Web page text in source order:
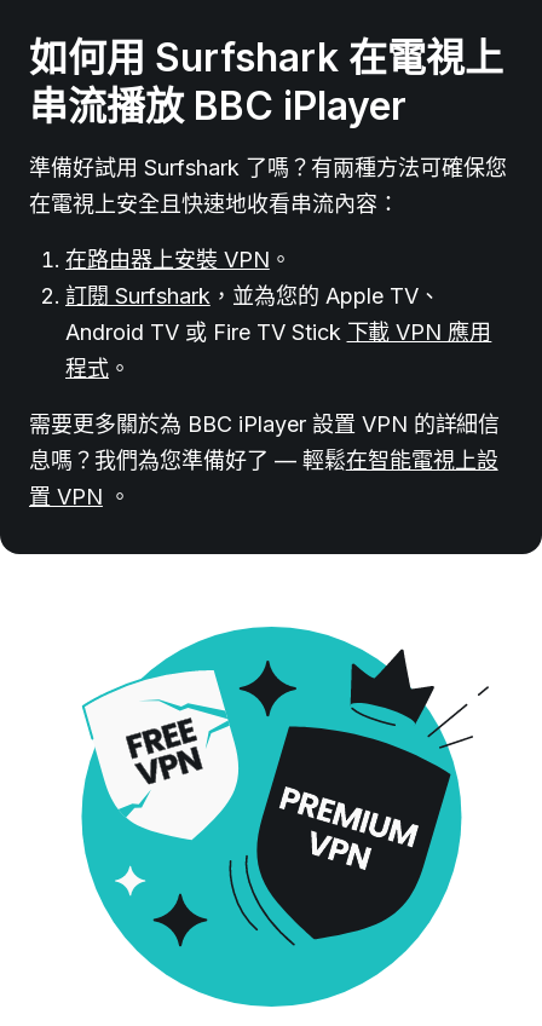
如何用 Surfshark 在電視上
串流播放 BBC iPlayer
準備好試用 Surfshark 了嗎？有兩種方法可確保您
在電視上安全且快速地收看串流內容：
在路由器上安裝 VPN 。
訂閱 Surfshark ，並為您的 Apple TV、
Android TV 或 Fire TV Stick 下載 VPN 應用
程式。
需要更多關於為 BBC iPlayer 設置 VPN 的詳細信
息嗎？ 我們為您準備好了 — 輕鬆在智能電視上設
置 VPN 。